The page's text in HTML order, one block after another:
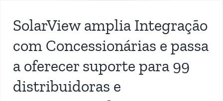
SolarView amplia Integração
com Concessionárias e passa
a oferecer suporte para 99
distribuidoras e